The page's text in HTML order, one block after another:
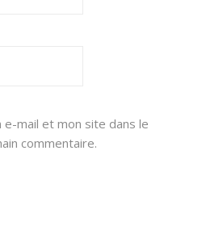
mail et mon site dans le
commentaire.